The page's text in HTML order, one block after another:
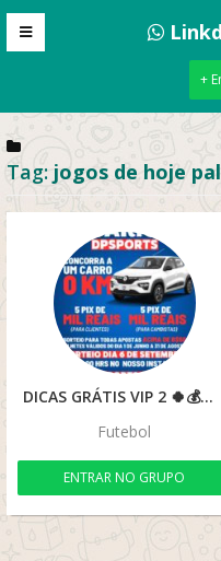
+
Tag: jogos de hoje
DICAS GRÁTIS VIP 2 🍀💰🔥🚀
Futebol
ENTRAR NO GRUPO